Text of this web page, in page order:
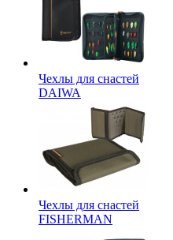
Чехлы для снастей
DAIWA
Чехлы для снастей
FISHERMAN